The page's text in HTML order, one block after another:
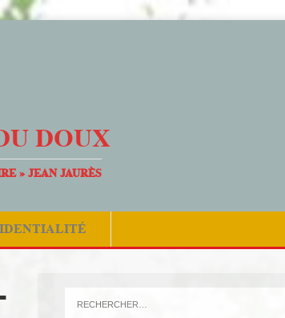
DOUX
» JEAN JAURÈS